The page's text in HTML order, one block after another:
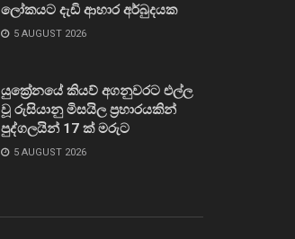
ලෝකයට දැඩි ආහාර අර්බුදයක
5 AUGUST 2026
යුක්‍රේනයේ කියව් අගනුවරට එල්ල
වූ රුසියානු මිසයිල ප්‍රහාරයකින්
පුද්ගලයින් 17 ක් මරුට
5 AUGUST 2026